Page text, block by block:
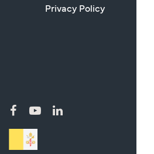
Privacy Policy